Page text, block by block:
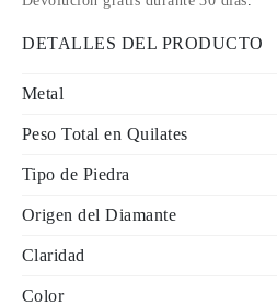
DETALLES DEL PRODUCTO
Metal
Peso Total en Quilates
Tipo de Piedra
Origen del Diamante
Claridad
Color